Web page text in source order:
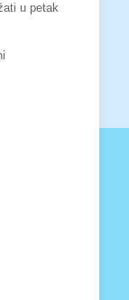
u petak